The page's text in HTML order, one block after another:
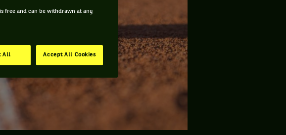
free and can be withdrawn at any
All Accept All Cookies